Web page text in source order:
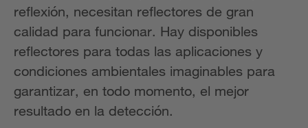
reflexión, necesitan reflectores de gran
calidad para funcionar. Hay disponibles
reflectores para todas las aplicaciones y
condiciones ambientales imaginables para
garantizar, en todo momento, el mejor
resultado en la detección.